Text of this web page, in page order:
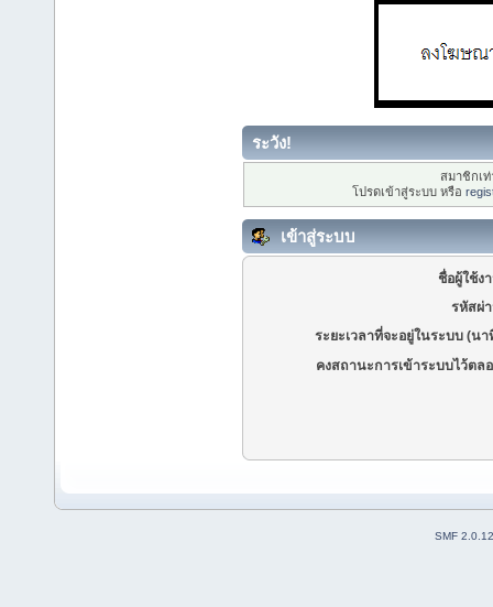
ระวัง!
สมาชิกเ
โปรดเข้าสู่ระบบ หรือ
เข้าสู่ระบบ
ชื่อผู้ใช้ง
รหัสผ่
ระยะเวลาที่จะอยู่ในระบบ (นา
คงสถานะการเข้าระบบไว้ตล
SMF 2.0.12